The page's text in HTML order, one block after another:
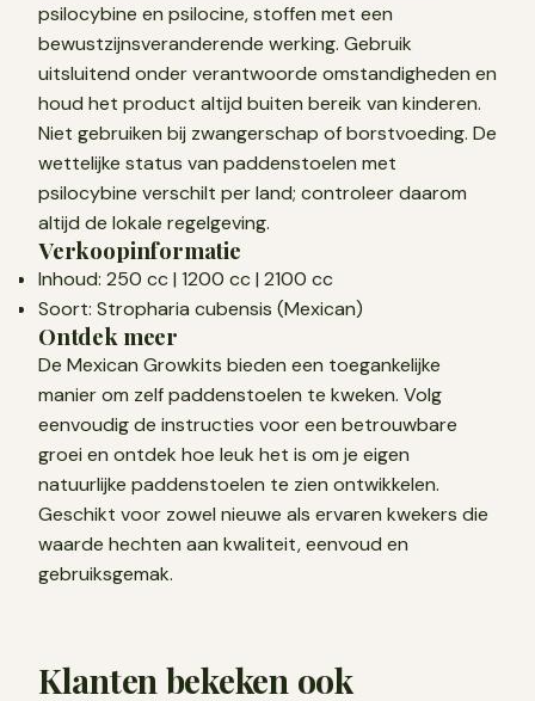
psilocybine en psilocine, stoffen met een
bewustzijnsveranderende werking. Gebruik
uitsluitend onder verantwoorde omstandigheden en
houd het product altijd buiten bereik van kinderen.
Niet gebruiken bij zwangerschap of borstvoeding. De
wettelijke status van paddenstoelen met
psilocybine verschilt per land; controleer daarom
altijd de lokale regelgeving.
Verkoopinformatie
Inhoud: 250 cc | 1200 cc | 2100 cc
Soort: Stropharia cubensis (Mexican)
Ontdek meer
De Mexican Growkits bieden een toegankelijke
manier om zelf paddenstoelen te kweken. Volg
eenvoudig de instructies voor een betrouwbare
groei en ontdek hoe leuk het is om je eigen
natuurlijke paddenstoelen te zien ontwikkelen.
Geschikt voor zowel nieuwe als ervaren kwekers die
waarde hechten aan kwaliteit, eenvoud en
gebruiksgemak.
Klanten bekeken ook